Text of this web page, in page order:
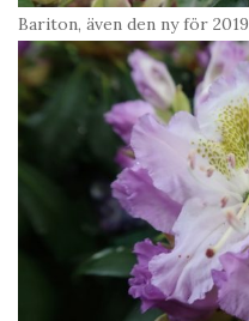
Bariton, även den ny för 2019